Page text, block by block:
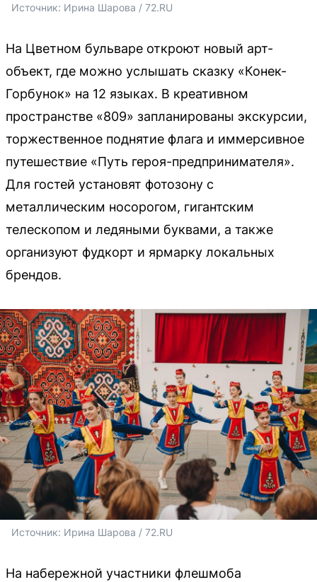
Источник: Ирина Шарова / 72.RU
На Цветном бульваре откроют новый арт-
объект, где можно услышать сказку «Конек-
Горбунок» на 12 языках. В креативном
пространстве «809» запланированы экскурсии,
торжественное поднятие флага и иммерсивное
путешествие «Путь героя-предпринимателя».
Для гостей установят фотозону с
металлическим носорогом, гигантским
телескопом и ледяными буквами, а также
организуют фудкорт и ярмарку локальных
брендов.
Источник: Ирина Шарова / 72.RU
На набережной участники флешмоба